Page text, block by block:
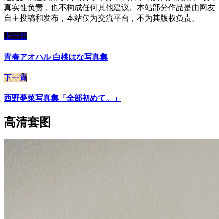
真实性负责，也不构成任何其他建议。本站部分作品是由网友
自主投稿和发布，本站仅为交流平台，不为其版权负责。
上一篇
青春アオハル 白桃はな写真集
下一篇
西野夢菜写真集「全部初めて。」
高清套图